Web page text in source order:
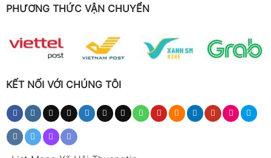
PHƯƠNG THỨC VẬN CHUYỂN
KẾT NỐI VỚI CHÚNG TÔI